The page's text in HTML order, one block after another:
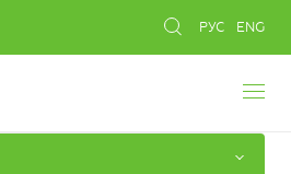
РУС ENG